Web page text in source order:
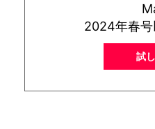
2024年春号
試